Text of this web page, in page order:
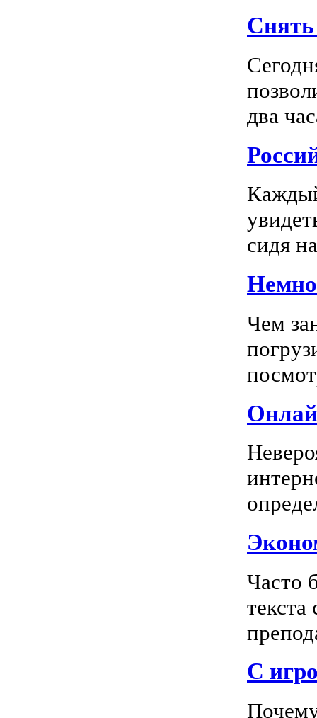
Снять
два
сидя
Чем
Часто
С